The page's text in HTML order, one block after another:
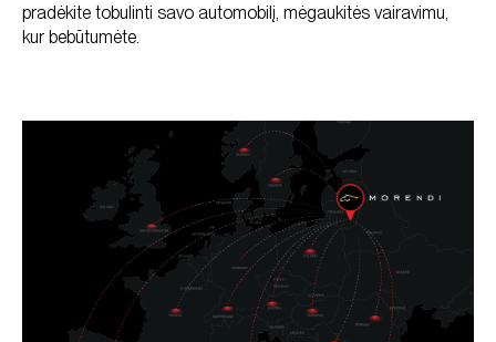
pradėkite tobulinti savo automobilį, mėgaukitės vairavimu,
kur bebūtumėte.